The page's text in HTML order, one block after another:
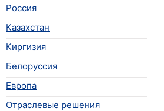
Россия
Казахстан
Киргизия
Белоруссия
Европа
Отраслевые решения